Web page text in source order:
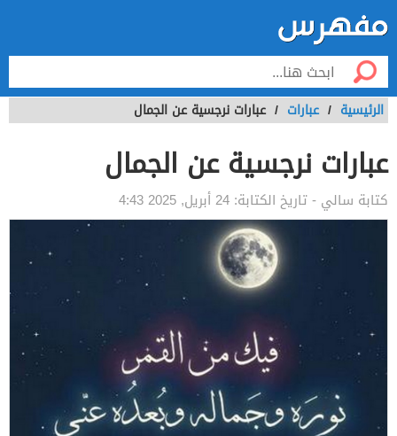
الرئيسية / عبارات / عبارات نرجسية عن الجمال
عبارات نرجسية عن الجمال
كتابة سالي - تاريخ الكتابة: 24 أبريل, 2025 4:43